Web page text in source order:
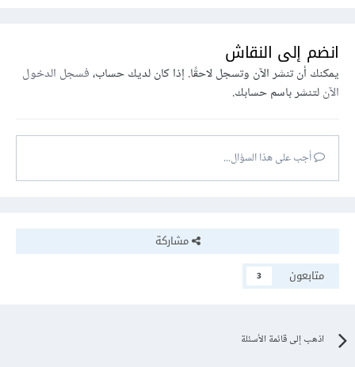
انضم إلى النقاش
يمكنك أن تنشر الآن وتسجل لاحقًا. إذا كان لديك حساب،فسجل الدخول
الآنلتنشر باسم حسابك.
أجب على هذا السؤال...
مشاركة
متابعون
3
اذهب إلى قائمة الأسئلة